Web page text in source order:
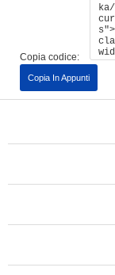
Copia codice:
Copia In Appunti